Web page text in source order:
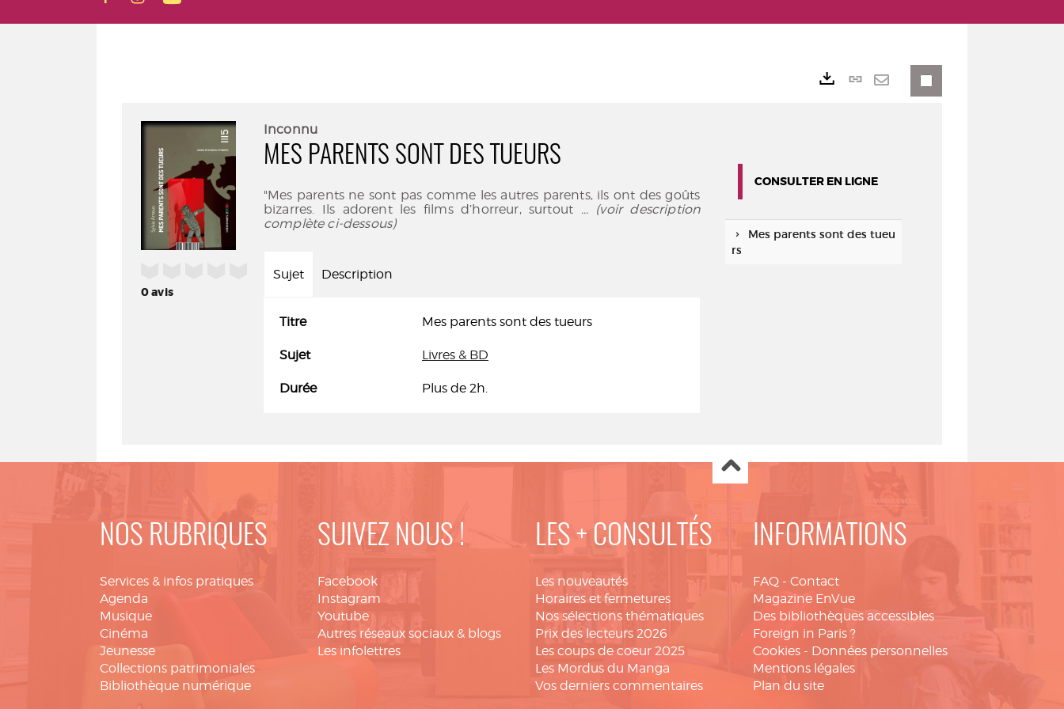
0avis
Inconnu
MES PARENTS SONT DES TUEURS
"Mes parents ne sont pas comme les autres parents, ils ont des goûts
bizarres. Ils adorent les films d’horreur, surtout ... (voir description
complète ci-dessous)
Sujet Description
Titre Mes parents sont des tueurs
Sujet Livres & BD
Durée Plus de 2h.
Lien
CONSULTER EN LIGNE
Mes parents sont des tueu
rs
NOS RUBRIQUES
Services & infos pratiques
Agenda
Musique
Cinéma
Jeunesse
Collections patrimoniales
Bibliothèque numérique
SUIVEZ NOUS !
Facebook
Instagram
Youtube
Autres réseaux sociaux & blogs
Les infolettres
LES + CONSULTÉS
Les nouveautés
Horaires et fermetures
Nos sélections thématiques
Prix des lecteurs 2026
Les coups de coeur 2025
Les Mordus du Manga
Vos derniers commentaires
INFORMATIONS
FAQ - Contact
Magazine EnVue
Des bibliothèques accessibles
Foreign in Paris ?
Cookies - Données personnelles
Mentions légales
Plan du site